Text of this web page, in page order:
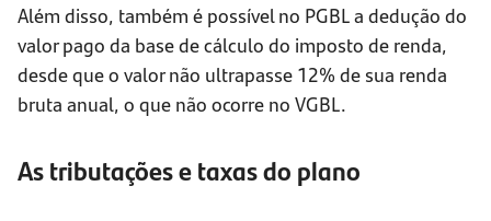
Além disso, também é possível no PGBL a dedução do
valor pago da base de cálculo do imposto de renda,
desde que o valor não ultrapasse 12% de sua renda
bruta anual, o que não ocorre no VGBL.
As tributações e taxas do plano